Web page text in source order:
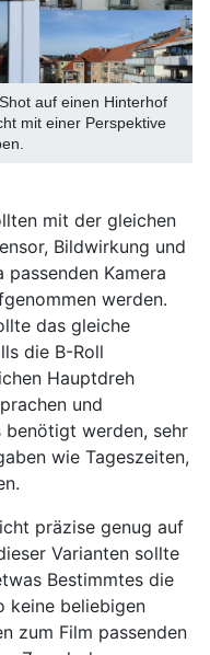
auf einen Hinterhof
mit einer Perspektive
mit der gleichen
Bildwirkung und
Kamera
werden.
das gleiche
die B-Roll
Hauptdreh
und
werden, sehr
wie Tageszeiten,
präzise genug auf
Varianten sollte
Bestimmtes die
keine beliebigen
zum Film passenden